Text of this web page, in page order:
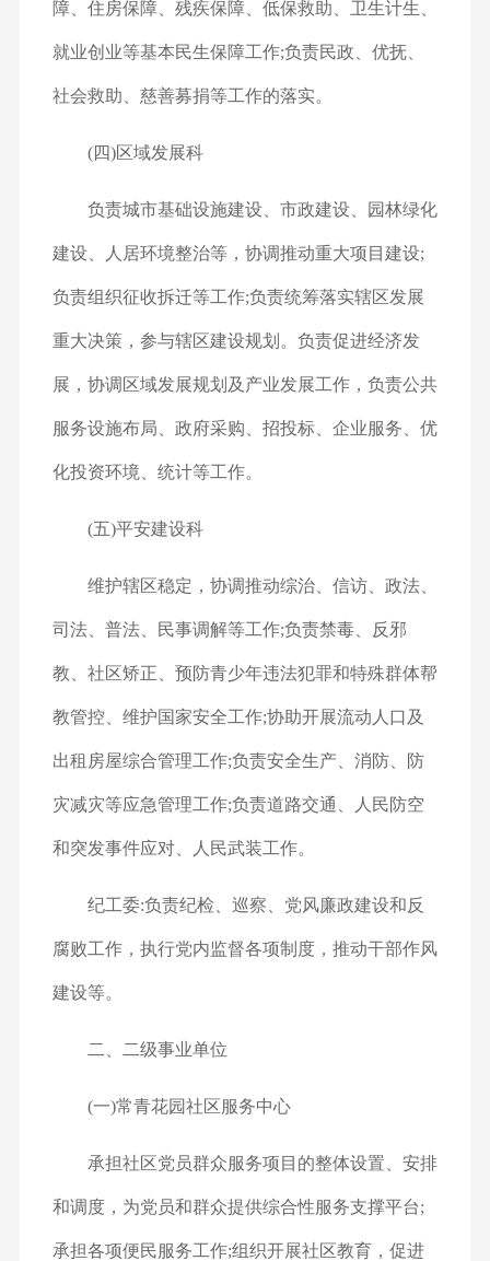
障、住房保障、残疾保障、低保救助、卫生计生、
就业创业等基本民生保障工作;负责民政、优抚、
社会救助、慈善募捐等工作的落实。
(四)区域发展科
负责城市基础设施建设、市政建设、园林绿化
建设、人居环境整治等，协调推动重大项目建设;
负责组织征收拆迁等工作;负责统筹落实辖区发展
重大决策，参与辖区建设规划。负责促进经济发
展，协调区域发展规划及产业发展工作，负责公共
服务设施布局、政府采购、招投标、企业服务、优
化投资环境、统计等工作。
(五)平安建设科
维护辖区稳定，协调推动综治、信访、政法、
司法、普法、民事调解等工作;负责禁毒、反邪
教、社区矫正、预防青少年违法犯罪和特殊群体帮
教管控、维护国家安全工作;协助开展流动人口及
出租房屋综合管理工作;负责安全生产、消防、防
灾减灾等应急管理工作;负责道路交通、人民防空
和突发事件应对、人民武装工作。
纪工委:负责纪检、巡察、党风廉政建设和反
腐败工作，执行党内监督各项制度，推动干部作风
建设等。
二、二级事业单位
(一)常青花园社区服务中心
承担社区党员群众服务项目的整体设置、安排
和调度，为党员和群众提供综合性服务支撑平台;
承担各项便民服务工作;组织开展社区教育，促进